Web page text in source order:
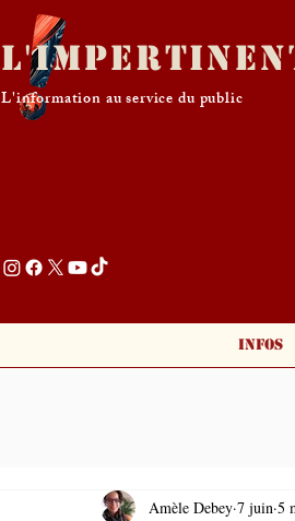
L'information au service du public
Infos
Amèle Debey 7 juin 5